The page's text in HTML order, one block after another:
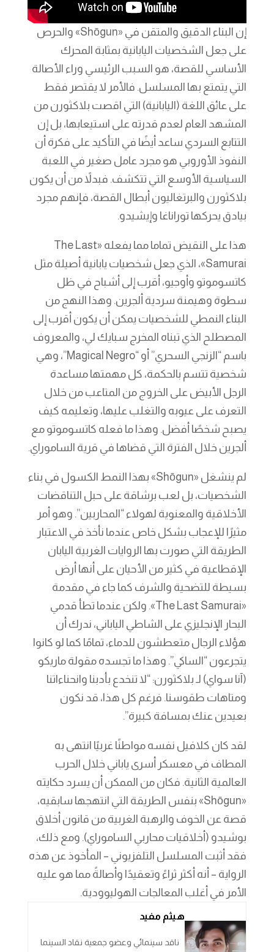
إن البناء الدقيق والمتقن في «Shōgun» والحرص
على جعل الشخصيات اليابانية بمثابة المحرك
الأساسي للقصة، هو السبب الرئيسي وراء الأصالة
التي يتمتع بها المسلسل. فالأمر لا يقتصر فقط
على عائق اللغة (اليابانية) التي اقصت بلاكثورن من
المشهد العام لعدم قدرته على استيعابها، بل إن
التتابع السردي ساعد أيضًا في التأكيد على فكرة أن
النفوذ الأوروبي هو مجرد عامل صغير في اللعبة
السياسية الأوسع التي تتكشف. فبدلاً من أن يكون
بلاكثورن والبرتغاليون أبطال القصة، فإنهم مجرد
بيادق يحركها توراناغا وإيشيدو.
هذا على النقيض تماما مما يفعله «The Last
Samurai»، الذي جعل شخصيات يابانية أصيلة مثل
كاتسوموتو وأوجيو، أقرب إلى أشباح في ظل
سطوة وهيمنة سردية ألجرين. وهذا النهج من
البناء النمطي للشخصيات يمكن أن يكون أقرب إلى
المصطلح الذي تبناه المخرج سبايك لي، والمعروف
باسم “الزنجي السحري” أو “Magical Negro”، وهي
شخصية تتسم بالحكمة، كل مهمتها مساعدة
الرجل الأبيض على الخروج من المتاعب من خلال
التعرف على عيوبه والتغلب عليها، وتعليمه كيف
يصبح شخصًا أفضل. وهذا ما فعله كاتسوموتو مع
ألجرين خلال الفترة التي قضاها في قرية الساموراي.
لم ينشغل «Shōgun» بهذا النمط الكسول في بناء
الشخصيات، بل لعب برشاقة على حبل التناقضات
الأخلاقية والمعنوية لهولاء “المحاربين”. وهو أمر
مثيرًا للإعجاب بشكل خاص عندما نأخذ في الاعتبار
الطريقة التي صورت بها الروايات الغربية اليابان
الإقطاعية في كثير من الأحيان على أنها أرض
بسيطة للتضحية والشرف كما جاء في مقدمة
«The Last Samurai». ولكن عندما تطأ قدمي
البحار الإنجليزي على الشاطي الياباني، ندرك أن
هؤلاء الرجال متعطشون للدماء، تمامًا كما لو كانوا
يتجرعون “الساكي”. وهذا ما تجسده مقولة ماريكو
(آنا سواي) لـ بلاكثورن: “لا تنخدع بأدبنا وانحناءاتنا
ومتاهات طقوسنا. فرغم كل هذا، قد نكون
بعيدين عنك بمسافة كبيرة”.
لقد كان كلافيل نفسه مواطنًا غربيًا انتهى به
المطاف في معسكر أسرى ياباني خلال الحرب
العالمية الثانية. فكان من الممكن أن يسرد حكايته
«Shōgun» بنفس الطريقة التي انتهجها سابقيه،
قصة عن الخوف والرهبة الغربية من قانون أخلاق
بوشيدو (أخلاقيات محاربي الساموراي). ومع ذلك،
فقد أثبت المسلسل التلفزيوني – المأخوذ عن هذه
الرواية – أنه أكثر ثراءً وتعقيدًا وأصالةً مما هو عليه
الأمر في أغلب المعالجات الهوليوودية.
هيثم مفيد
ناقد سينمائي وعضو جمعية نقاد السينما